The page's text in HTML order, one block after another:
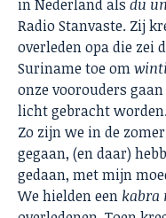
in Nederland als du
Radio Stanvaste. Zij
overleden opa die zei
Suriname toe omwinti
onze voorouders
licht gebracht
Zo zijn we in de
gegaan, (en daar)
gedaan, met mijn
We hielden een kabra